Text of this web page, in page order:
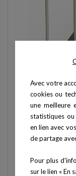
Avec votre
cookies ou
une meilleure
statistiques
en lien avec
de partage
Pour plus
sur le lien « En